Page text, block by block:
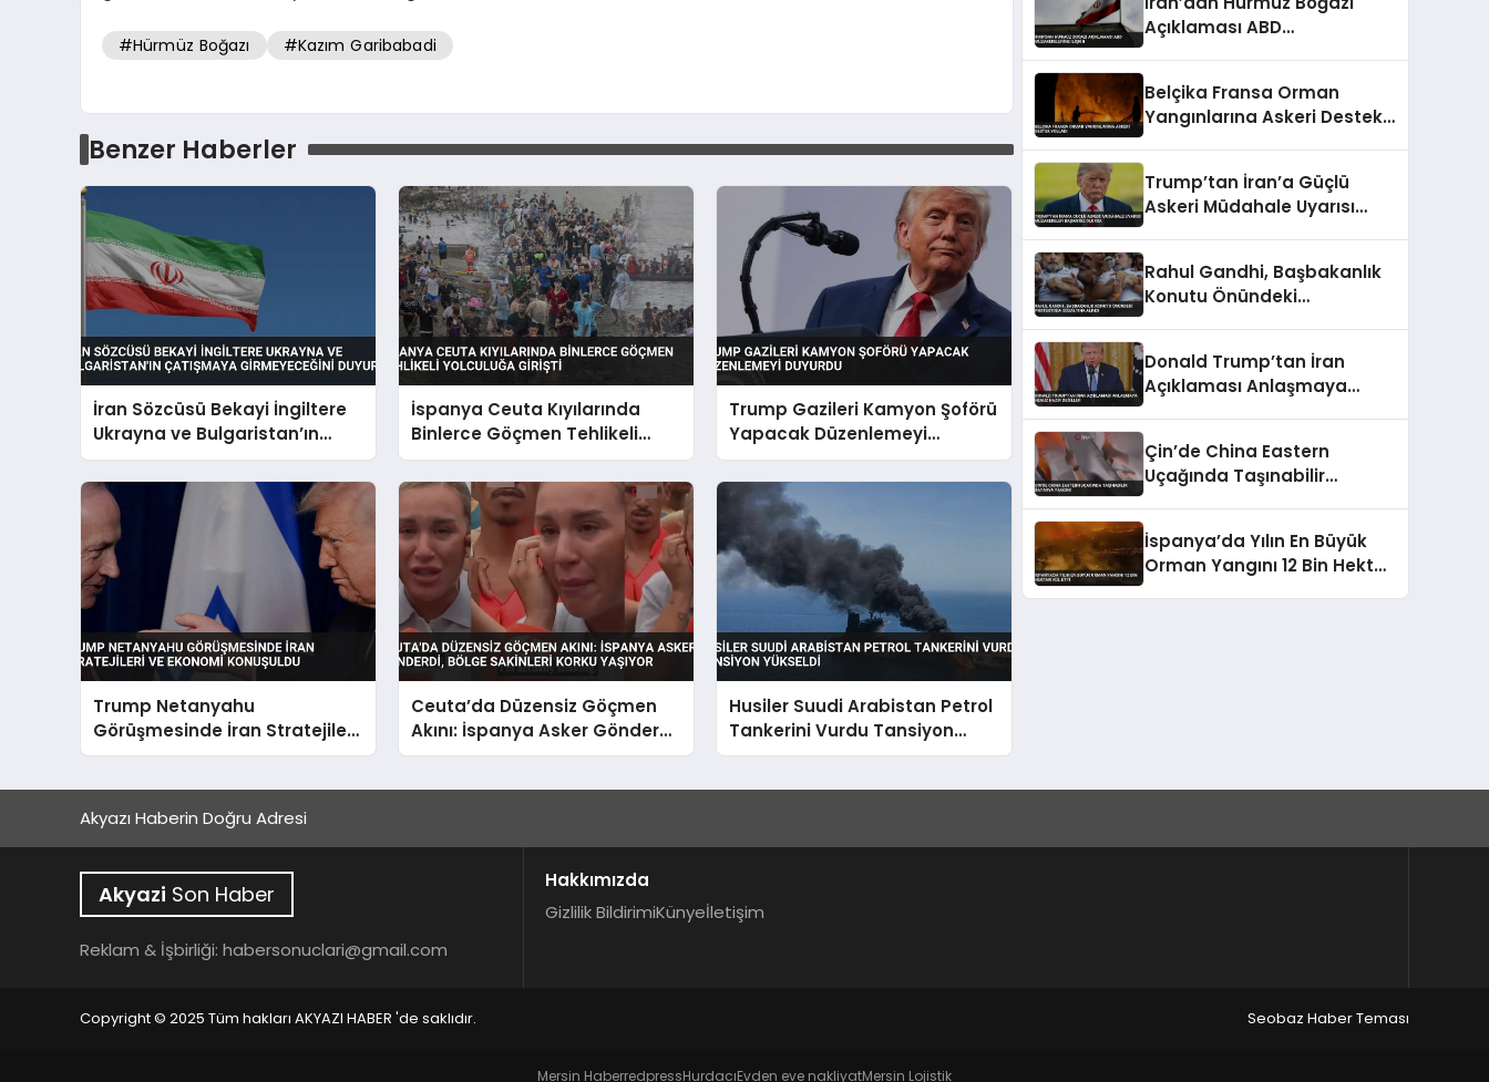
#Hürmüz Boğazı #Kazım Garibabadi
Benzer Haberler
İran Sözcüsü Bekayi İngiltere
Ukrayna ve Bulgaristan’ın
Çatışmaya Girmeyeceğini
Duyurdu
İspanya Ceuta Kıyılarında
Binlerce Göçmen Tehlikeli
Yolculuğa Girişti
Trump Gazileri Kamyon Şoförü
Yapacak Düzenlemeyi
Duyurdu
Trump Netanyahu
Görüşmesinde İran Stratejileri
ve Ekonomi Konuşuldu
Ceuta’da Düzensiz Göçmen
Akını: İspanya Asker Gönderdi,
Bölge Sakinleri Korku Yaşıyor
Husiler Suudi Arabistan Petrol
Tankerini Vurdu Tansiyon
Yükseldi
Açıklaması ABD
Belçika Fransa Orman
Yangınlarına Askeri Destek
Trump’tan İran’a Güçlü
Askeri Müdahale Uyarısı
Rahul Gandhi, Başbakanlık
Konutu Önündeki
Donald Trump’tan İran
Açıklaması Anlaşmaya
Çin’de China Eastern
Uçağında Taşınabilir
İspanya’da Yılın En Büyük
Orman Yangını 12 Bin Hektarı
Akyazı Haberin Doğru Adresi
Akyazi Son Haber
Reklam & İşbirliği: habersonuclari@gmail.com
Hakkımızda
Gizlilik BildirimiKünyeİletişim
Copyright © 2025 Tüm hakları AKYAZI HABER 'de saklıdır. Seobaz Haber Teması
Mersin HaberredpressHurdacıEvden eve nakliyatMersin Lojistik